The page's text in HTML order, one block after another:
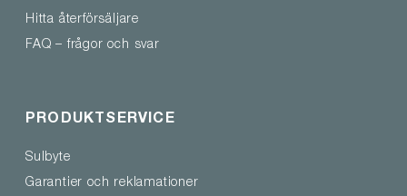
Hitta återförsäljare
FAQ – frågor och svar
PRODUKTSERVICE
Sulbyte
Garantier och reklamationer